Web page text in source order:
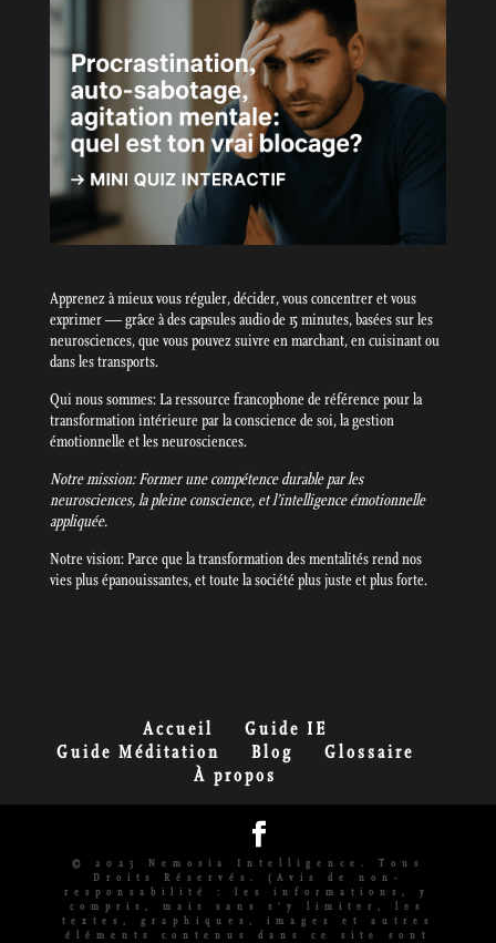
Apprenez à mieux vous réguler, décider, vous concentrer et vous
exprimer — grâce à des capsules audio de 15 minutes, basées sur les
neurosciences, que vous pouvez suivre en marchant, en cuisinant ou
dans les transports.
Qui nous sommes: La ressource francophone de référence pour la
transformation intérieure par la conscience de soi, la gestion
émotionnelle et les neurosciences.
Notre mission: Former une compétence durable par les
neurosciences, la pleine conscience, et l’intelligence émotionnelle
appliquée.
Notre vision: Parce que la transformation des mentalités rend nos
vies plus épanouissantes, et toute la société plus juste et plus forte.
Accueil
Guide IE
Guide Méditation
Blog
Glossaire
À propos
© 2025 Nemosia Intelligence. Tous
Droits Réservés. (Avis de non-
responsabilité : les informations, y
compris, mais sans s'y limiter, les
textes, graphiques, images et autres
éléments contenus dans ce site sont